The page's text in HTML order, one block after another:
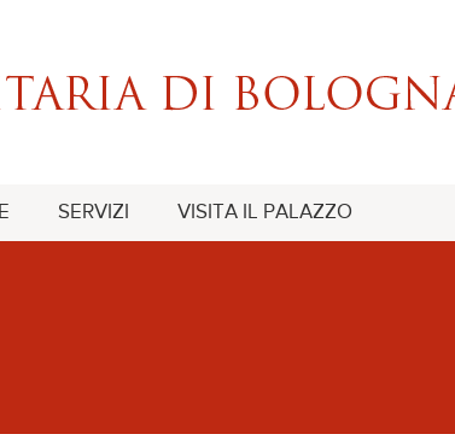
SERVIZI VISITA IL PALAZZO